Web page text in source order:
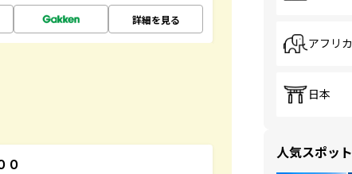
詳細を見る
０
アフリカ
日本
人気スポット